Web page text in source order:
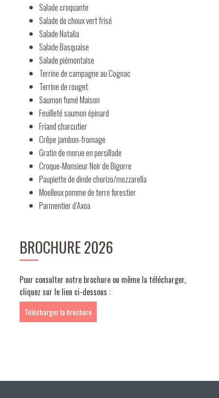
Salade croquante
Salade de choux vert frisé
Salade Natalia
Salade Basquaise
Salade piémontaise
Terrine de campagne au Cognac
Terrine de rouget
Saumon fumé Maison
Feuilleté saumon épinard
Friand charcutier
Crêpe jambon-fromage
Gratin de morue en persillade
Croque-Monsieur Noir de Bigorre
Paupiette de dinde chorizo/mozzarella
Moelleux pomme de terre forestier
Parmentier d’Axoa
BROCHURE 2026
Pour consulter notre brochure ou même la télécharger,
cliquez sur le lien ci-dessous :
Télécharger la brochure